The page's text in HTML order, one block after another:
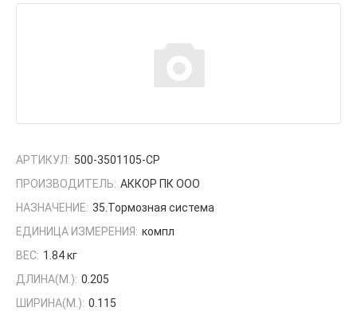
АРТИКУЛ: 500-3501105-СР
ПРОИЗВОДИТЕЛЬ: АККОР ПК ООО
НАЗНАЧЕНИЕ: 35.Тормозная система
ЕДИНИЦА ИЗМЕРЕНИЯ: компл
ВЕС: 1.84 кг
ДЛИНА(М.): 0.205
ШИРИНА(М.): 0.115